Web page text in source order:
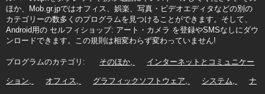
ほか、Mob.gr.jpではオフィス、娯楽、写真・ビデオエディタなどの別の
カテゴリーの数多くのプログラムを見つけることができます。そして、
Android用の セルフィショップ: アート・カメラ を登録やSMSなしにダウ
ンロードできます。この規則は相変わらず変わっていません!
プログラムのカテゴリ: そのほか インターネットとコミュニケー
ション オフィス グラフィックソフトウェア システム ナ